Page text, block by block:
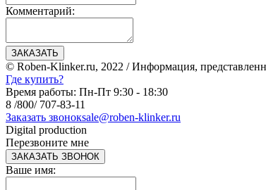
Комментарий:
ЗАКАЗАТЬ
© Roben-Klinker.ru, 2022 / Информация,
Где купить?
Время работы: Пн-Пт 9:30 - 18:30
8 /800/ 707-83-11
Заказать звонокsale@roben-klinker.ru
Digital production
Перезвоните мне
ЗАКАЗАТЬ ЗВОНОК
Ваше имя: